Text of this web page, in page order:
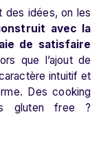
des idées, on les
avec la
de satisfaire
que l’ajout de
intuitif et
Des cooking
gluten free ?